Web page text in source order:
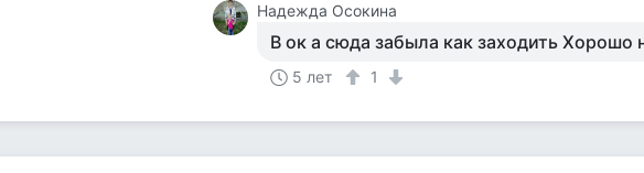
Надежда Осокина
В ок а сюда забыла как заходить Хорошо
5 лет 1